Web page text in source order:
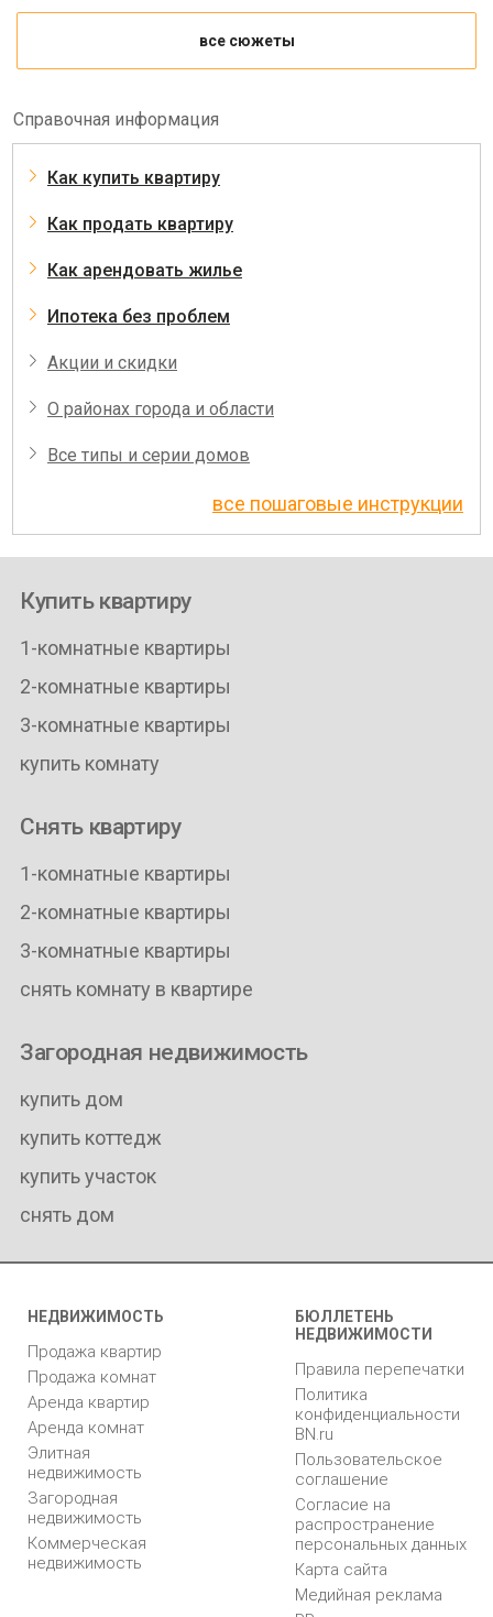
все сюжеты
Справочная информация
Как купить квартиру
Как продать квартиру
Как арендовать жилье
Ипотека без проблем
Акции и скидки
О районах города и области
Все типы и серии домов
все пошаговые инструкции
Купить квартиру
1-комнатные квартиры
2-комнатные квартиры
3-комнатные квартиры
купить комнату
Снять квартиру
1-комнатные квартиры
2-комнатные квартиры
3-комнатные квартиры
снять комнату в квартире
Загородная недвижимость
купить дом
купить коттедж
купить участок
снять дом
НЕДВИЖИМОСТЬ
Продажа квартир
Продажа комнат
Аренда квартир
Аренда комнат
Элитная
недвижимость
Загородная
недвижимость
Коммерческая
недвижимость
БЮЛЛЕТЕНЬ
НЕДВИЖИМОСТИ
Правила перепечатки
Политика
конфиденциальности
BN.ru
Пользовательское
соглашение
Согласие на
распространение
персональных данных
Карта сайта
Медийная реклама